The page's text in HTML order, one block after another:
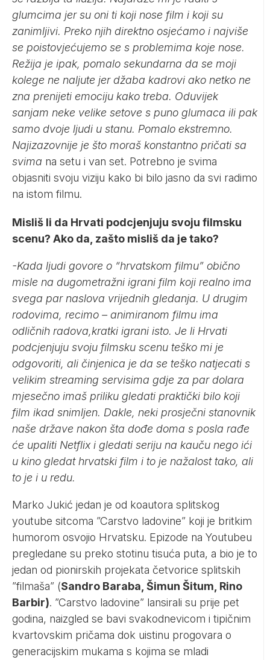
glumcima jer su oni ti koji nose film i koji su
zanimljivi. Preko njih direktno osjećamo i najviše
se poistovjećujemo se s problemima koje nose.
Režija je ipak, pomalo sekundarna da se moji
kolege ne naljute jer džaba kadrovi ako netko ne
zna prenijeti emociju kako treba. Oduvijek
sanjam neke velike setove s puno glumaca ili pak
samo dvoje ljudi u stanu. Pomalo ekstremno.
Najizazovnije je što moraš konstantno pričati sa
svima na setu i van set. Potrebno je svima
objasniti svoju viziju kako bi bilo jasno da svi radimo
na istom filmu.
Misliš li da Hrvati podcjenjuju svoju filmsku
scenu? Ako da, zašto misliš da je tako?
-Kada ljudi govore o “hrvatskom filmu” obično
misle na dugometražni igrani film koji realno ima
svega par naslova vrijednih gledanja. U drugim
rodovima, recimo – animiranom filmu ima
odličnih radova,kratki igrani isto. Je li Hrvati
podcjenjuju svoju filmsku scenu teško mi je
odgovoriti, ali činjenica je da se teško natjecati s
velikim streaming servisima gdje za par dolara
mjesečno imaš priliku gledati praktički bilo koji
film ikad snimljen. Dakle, neki prosječni stanovnik
naše države nakon šta dođe doma s posla rađe
će upaliti Netflix i gledati seriju na kauču nego ići
u kino gledat hrvatski film i to je nažalost tako, ali
to je i u redu.
Marko Jukić jedan je od koautora splitskog
youtube sitcoma ”Carstvo ladovine” koji je britkim
humorom osvojio Hrvatsku. Epizode na Youtubeu
pregledane su preko stotinu tisuća puta, a bio je to
jedan od pionirskih projekata četvorice splitskih
”filmaša” (Sandro Baraba, Šimun Šitum, Rino
Barbir). ”Carstvo ladovine” lansirali su prije pet
godina, naizgled se bavi svakodnevicom i tipičnim
kvartovskim pričama dok uistinu progovara o
generacijskim mukama s kojima se mladi